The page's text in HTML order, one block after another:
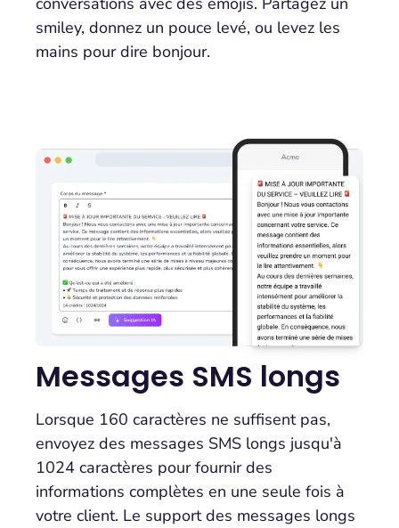
smiley, donnez un pouce levé, ou levez les
mains pour dire bonjour.
Messages SMS longs
Lorsque 160 caractères ne suffisent pas,
envoyez des messages SMS longs jusqu'à
1024 caractères pour fournir des
informations complètes en une seule fois à
votre client. Le support des messages longs